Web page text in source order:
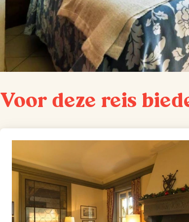
Voor deze reis